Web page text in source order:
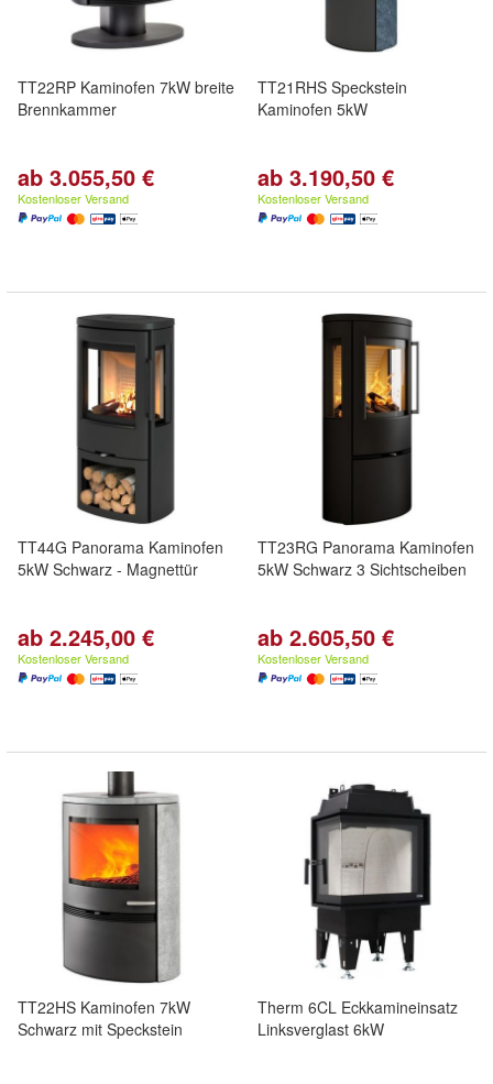
TT22RP Kaminofen 7kW breite
Brennkammer
ab 3.055,50 €
Kostenloser Versand
TT21RHS Speckstein
Kaminofen 5kW
ab 3.190,50 €
Kostenloser Versand
TT44G Panorama Kaminofen
5kW Schwarz - Magnettür
ab 2.245,00 €
Kostenloser Versand
TT23RG Panorama Kaminofen
5kW Schwarz 3 Sichtscheiben
ab 2.605,50 €
Kostenloser Versand
TT22HS Kaminofen 7kW
Schwarz mit Speckstein
Therm 6CL Eckkamineinsatz
Linksverglast 6kW